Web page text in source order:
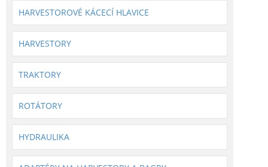
HARVESTOROVÉ KÁCECÍ HLAVICE
HARVESTORY
TRAKTORY
ROTÁTORY
HYDRAULIKA